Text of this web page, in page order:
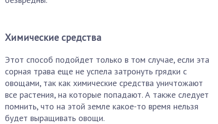
Химические средства
Этот способ подойдет только в том случае, если эта
сорная трава еще не успела затронуть грядки с
овощами, так как химические средства уничтожают
все растения, на которые попадают. А также следует
помнить, что на этой земле какое-то время нельзя
будет выращивать овощи.